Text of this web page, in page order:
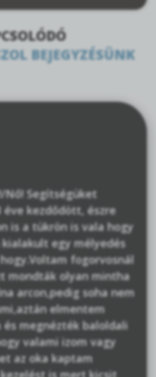
BEJEGYZÉSÜNK
Segítségüket
éve kezdődött, észre
is a tükrön is vala hogy
egy mélyedés
fogorvosnál
mondták olyan mintha
arcon,pedig soha nem
elmentem
megnézték baloldali
valami izom vagy
az oka kaptam